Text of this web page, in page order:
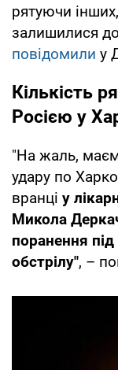
рятуючи
залишилися
повідомили у
Кількість
Росією у
"На жаль,
удару по
вранці у
Микола
поранення
обстрілу", –